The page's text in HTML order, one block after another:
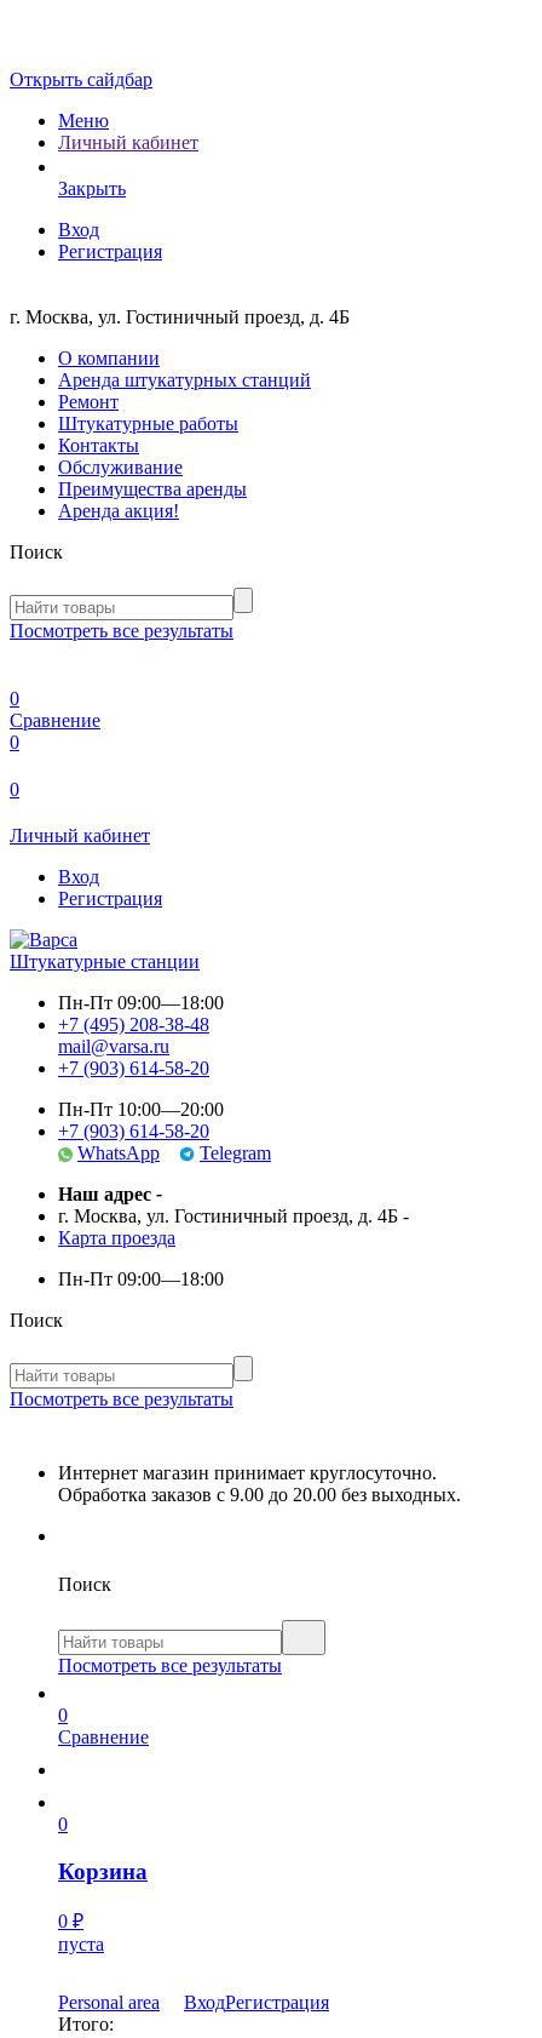
Открыть сайдбар
Меню
Личный кабинет
Закрыть
Вход
Регистрация
г. Москва, ул. Гостиничный проезд, д. 4Б
О компании
Аренда штукатурных станций
Ремонт
Штукатурные работы
Контакты
Обслуживание
Преимущества аренды
Аренда акция!
Поиск
Посмотреть все результаты
0
Сравнение
0
0
Личный кабинет
Вход
Регистрация
Штукатурные станции
Пн-Пт 09:00—18:00
+7 (495) 208-38-48
mail@varsa.ru
+7 (903) 614-58-20
Пн-Пт 10:00—20:00
+7 (903) 614-58-20
WhatsApp
Telegram
Наш адрес -
г. Москва, ул. Гостиничный проезд, д. 4Б -
Карта проезда
Пн-Пт 09:00—18:00
Поиск
Посмотреть все результаты
Интернет магазин принимает круглосуточно.
Обработка заказов с 9.00 до 20.00 без выходных.
Поиск
Посмотреть все результаты
0
Сравнение
0
Корзина
0 ₽
пуста
Personal area ВходРегистрация
Итого: